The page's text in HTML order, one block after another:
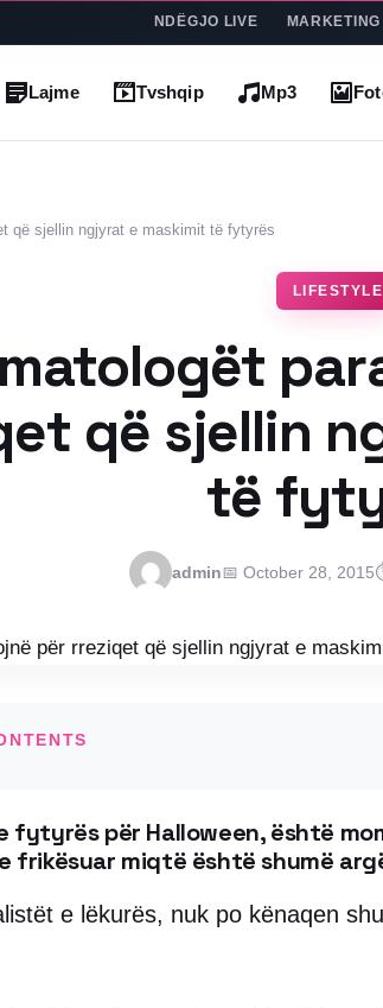
NDËGJO LIVE MARKETING
Lajme Tvshqip Mp3
që sjellin ngjyrat e maskimit të fytyrës
LIFESTYLE
që sjellin
të
admin📅 October 28, 2015
fytyrës për Halloween, është
frikësuar miqtë është shumë
e lëkurës, nuk po kënaqen